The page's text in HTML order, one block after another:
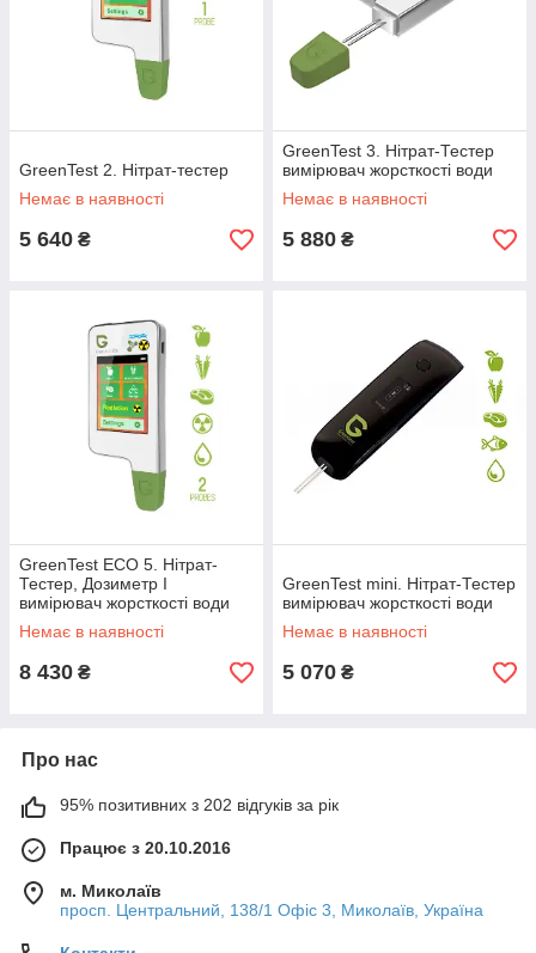
GreenTest 2. Нітрат-тестер
Немає в наявності
5 640 ₴
GreenTest 3. Нітрат-Тестер
вимірювач жорсткості води
Немає в наявності
5 880 ₴
GreenTest ECO 5. Нітрат-
Тестер, Дозиметр І
вимірювач жорсткості води
Немає в наявності
8 430 ₴
GreenTest mini. Нітрат-Тестер
вимірювач жорсткості води
Немає в наявності
5 070 ₴
Про нас
95% позитивних з 202 відгуків за рік
Працює з 20.10.2016
м. Миколаїв
просп. Центральний, 138/1 Офіс 3, Миколаїв, Україна